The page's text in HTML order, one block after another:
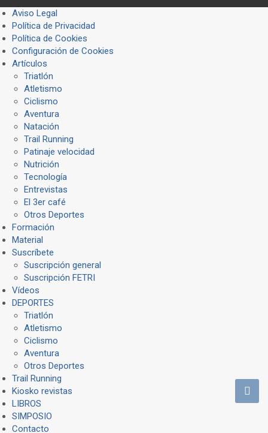
Aviso Legal
Política de Privacidad
Política de Cookies
Configuración de Cookies
Artículos
Triatlón
Atletismo
Ciclismo
Aventura
Natación
Trail Running
Patinaje velocidad
Nutrición
Tecnología
Entrevistas
El 3er café
Otros Deportes
Formación
Material
Suscríbete
Suscripción general
Suscripción FETRI
Vídeos
DEPORTES
Triatlón
Atletismo
Ciclismo
Aventura
Otros Deportes
Trail Running
Kiosko revistas
LIBROS
SIMPOSIO
Contacto